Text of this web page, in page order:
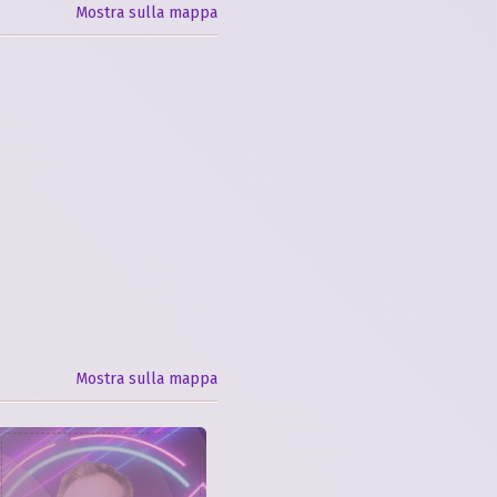
Mostra sulla mappa
Mostra sulla mappa